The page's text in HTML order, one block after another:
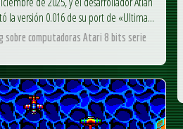
la versión 0.016 de su port de «Ultima...
sobre computadoras Atari 8 bits serie